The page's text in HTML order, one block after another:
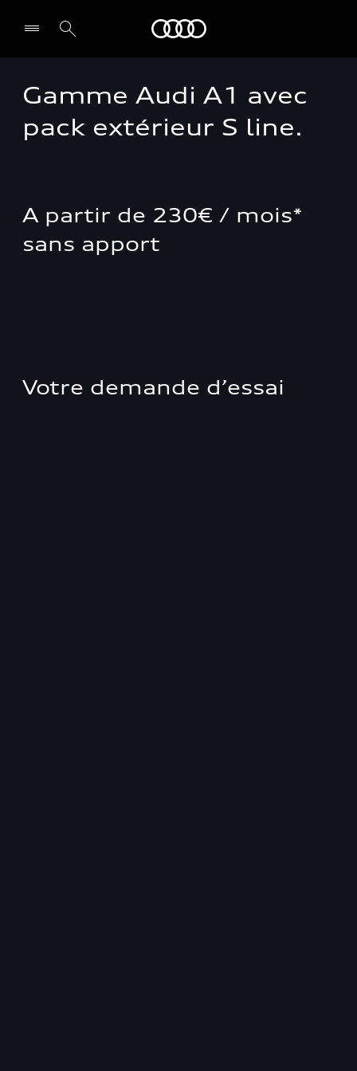
Select dealer
Gamme Audi A1 avec
pack extérieur S line.
A partir de 230€ / mois*
sans apport
Votre demande d’essai